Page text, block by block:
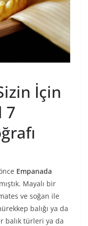
İçin
7
Empanada
Mayalı bir
ve soğan ile
balığı ya da
balık türleri ya da